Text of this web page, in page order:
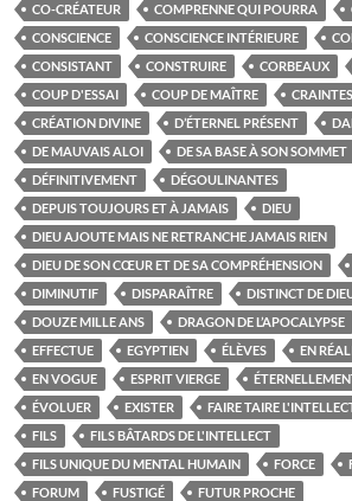
CO-CRÉATEUR COMPRENNE QUI POURRA
CONSCIENCE
CONSCIENCE INTÉRIEURE
CONSISTANT
CONSTRUIRE CORBEAUX
COUP D'ESSAI
COUP DE MAÎTRE
CRÉATION DIVINE
D’ÉTERNEL PRÉSENT
DE MAUVAIS ALOI
DE SA BASE À SON SOMMET
DÉFINITIVEMENT
DÉGOULINANTES
DEPUIS TOUJOURS ET À JAMAIS
DIEU
DIEU AJOUTE MAIS NE RETRANCHE JAMAIS RIEN
DIEU DE SON CŒUR ET DE SA COMPRÉHENSION
DIMINUTIF
DISPARAÎTRE DISTINCT DE
DOUZE MILLE ANS
DRAGON DE L’APOCALYPSE
EFFECTUE
EGYPTIEN ÉLÈVES EN
EN VOGUE
ESPRIT VIERGE
ÉVOLUER
EXISTER FAIRE TAIRE
FILS
FILS BÂTARDS DE L'INTELLECT
FILS UNIQUE DU MENTAL HUMAIN
FORCE
FORUM
FUSTIGÉ
FUTUR PROCHE